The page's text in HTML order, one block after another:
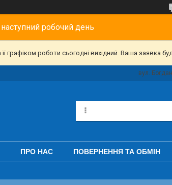
робочий день
роботи сьогодні вихідний. Ваша заявка
вул.
ПРО НАС ПОВЕРНЕННЯ ТА ОБМІН